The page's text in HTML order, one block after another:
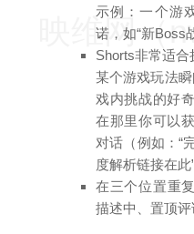
示例：一个游
诺，如“新Boss战
Shorts非常适
某个游戏玩法
戏内挑战的好
在那里你可以
对话（例如：“
度解析链接在此”
在三个位置重
描述中、置顶评
映维网（